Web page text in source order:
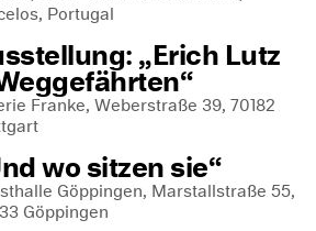
Portugal
„Erich Lutz
Franke, Weberstraße 39, 70182
wo sitzen sie“
Göppingen, Marstallstraße 55,
Göppingen